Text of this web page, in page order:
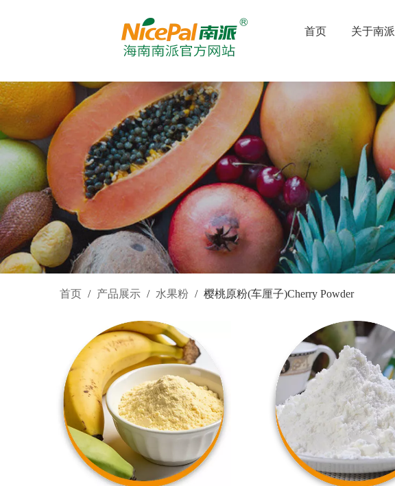
首页 关于南派
首页 / 产品展示 / 水果粉 / 樱桃原粉(车厘子)Cherry Powder